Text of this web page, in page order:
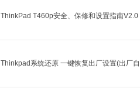
ThinkPad T460p安全、保修和设置指南
Thinkpad系统还原 一键恢复出厂设置(出厂